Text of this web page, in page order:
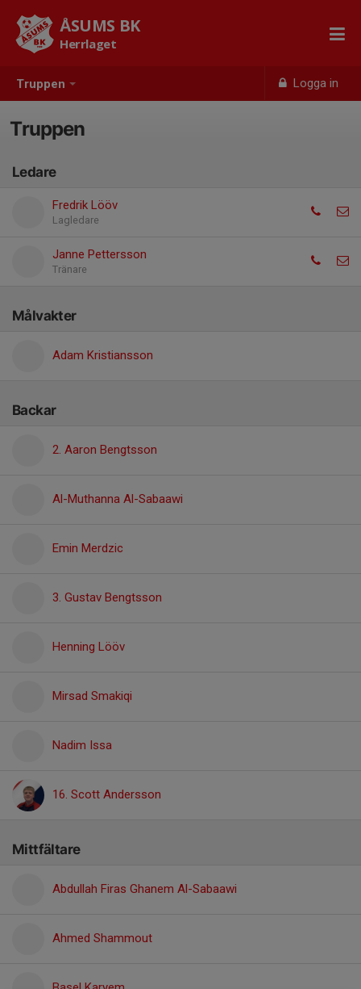
Truppen Logga in
ÅSUMS BK
Herrlaget
Truppen
Ledare
Fredrik Lööv
Lagledare
Janne Pettersson
Tränare
Målvakter
Adam Kristiansson
Backar
2. Aaron Bengtsson
Al-Muthanna Al-Sabaawi
Emin Merdzic
3. Gustav Bengtsson
Henning Lööv
Mirsad Smakiqi
Nadim Issa
16. Scott Andersson
Mittfältare
Abdullah Firas Ghanem Al-Sabaawi
Ahmed Shammout